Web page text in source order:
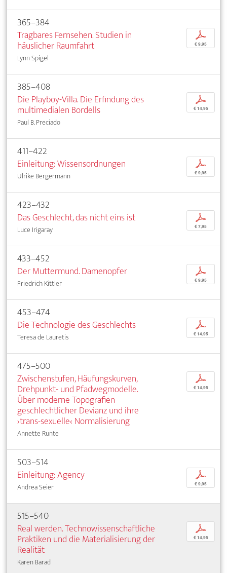
365–384
Tragbares Fernsehen. Studien in
häuslicher Raumfahrt
Lynn Spigel
p
€ 9,95
385–408
Die Playboy-Villa. Die Erfindung des
multimedialen Bordells
Paul B. Preciado
p
€ 14,95
411–422
Einleitung: Wissensordnungen
Ulrike Bergermann
p
€ 9,95
423–432
Das Geschlecht, das nicht eins ist
Luce Irigaray
p
€ 7,95
433–452
Der Muttermund. Damenopfer
Friedrich Kittler
p
€ 9,95
453–474
Die Technologie des Geschlechts
Teresa de Lauretis
p
€ 14,95
475–500
Zwischenstufen, Häufungskurven,
Drehpunkt- und Pfadwegmodelle.
Über moderne Topografien
geschlechtlicher Devianz und ihre
›trans-sexuelle‹ Normalisierung
Annette Runte
p
€ 14,95
503–514
Einleitung: Agency
Andrea Seier
p
€ 9,95
515–540
Real werden. Technowissenschaftliche
Praktiken und die Materialisierung der
Realität
Karen Barad
p
€ 14,95